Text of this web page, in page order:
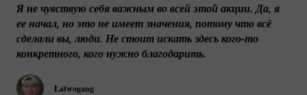
Łatwogang
Я не чувствую себя важным во всей этой акции. Да, я
ее начал, но это не имеет значения, потому что всё
сделали вы, люди. Не стоит искать здесь кого-то
конкретного, кого нужно благодарить.